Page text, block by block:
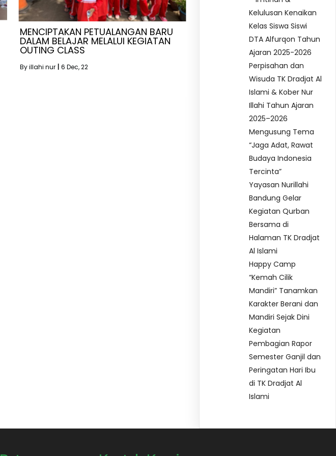
MENCIPTAKAN PETUALANGAN BARU
DALAM BELAJAR MELALUI KEGIATAN
OUTING CLASS
Byillahi nur 6 Dec, 22
Kelulusan Kenaikan
Kelas Siswa Siswi
DTA Alfurqon Tahun
Ajaran 2025-2026
Perpisahan dan
Wisuda TK Dradjat Al
Islami & Kober Nur
Illahi Tahun Ajaran
2025–2026
Mengusung Tema
“Jaga Adat, Rawat
Budaya Indonesia
Tercinta”
Yayasan Nurillahi
Bandung Gelar
Kegiatan Qurban
Bersama di
Halaman TK Dradjat
Al Islami
Happy Camp
“Kemah Cilik
Mandiri” Tanamkan
Karakter Berani dan
Mandiri Sejak Dini
Kegiatan
Pembagian Rapor
Semester Ganjil dan
Peringatan Hari Ibu
di TK Dradjat Al
Islami